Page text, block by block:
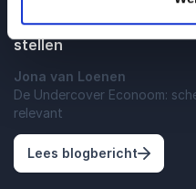
Antwoorden op vragen
stellen
Jona van Loenen
De Undercover Econoom:
relevant
Lees blogbericht: